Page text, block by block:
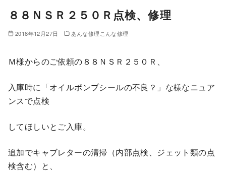
８８ＮＳＲ２５０Ｒ点検、修理
2018年12月27日 あんな修理こんな修理
Ｍ様からのご依頼の８８ＮＳＲ２５０Ｒ、
入庫時に「オイルポンプシールの不良？」な様なニュア
ンスで点検
してほしいとご入庫。
追加でキャブレターの清掃（内部点検、ジェット類の点
検含む）と、